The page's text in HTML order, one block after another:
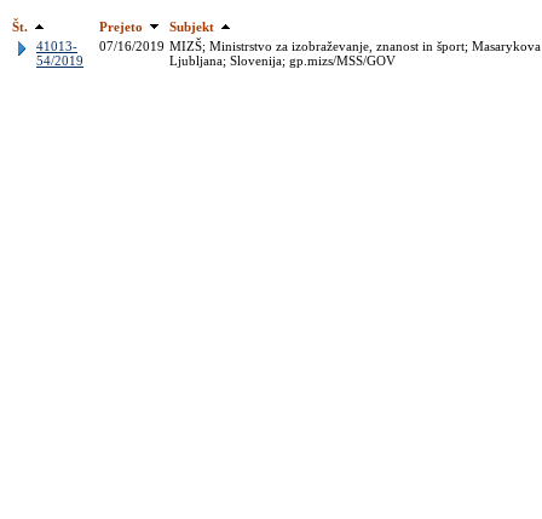
Št. Prejeto
Subjekt
41013-
54/2019
07/16/2019 MIZŠ; Ministrstvo za izobraževanje, znanost in šport;
Ljubljana; Slovenija; gp.mizs/MSS/GOV